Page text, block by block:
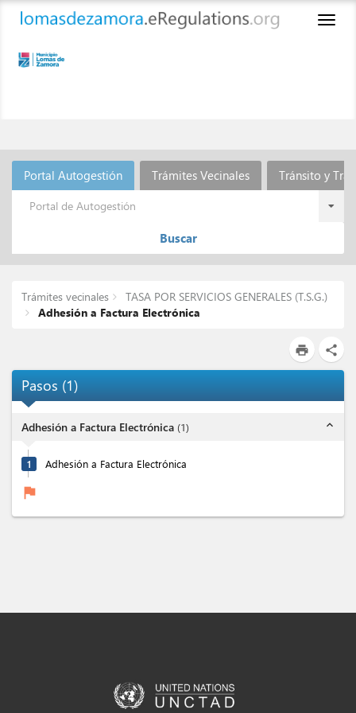
Portal Autogestión Trámites Vecinales Tránsito y
Portal de Autogestión
Buscar
Trámites vecinales
TASA POR SERVICIOS GENERALES (T.S.G.)
Adhesión a Factura Electrónica
print share
Pasos (1)
Adhesión a Factura Electrónica (1) expand_less
1 Adhesión a Factura Electrónica
flag